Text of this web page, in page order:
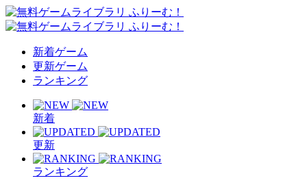
新着ゲーム
更新ゲーム
ランキング
新着
更新
ランキング